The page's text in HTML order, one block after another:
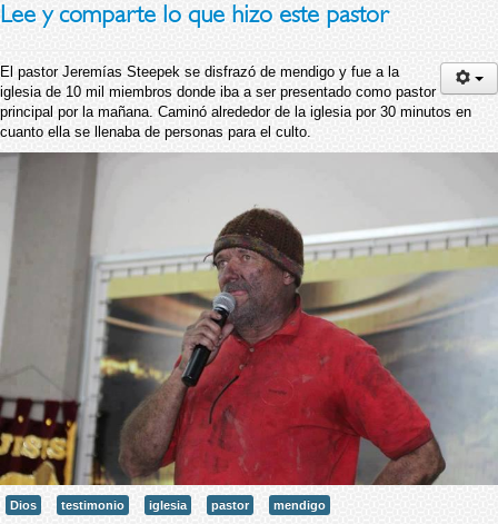
Lee y comparte lo que hizo este pastor
El pastor Jeremías Steepek se disfrazó de mendigo y fue a la
iglesia de 10 mil miembros donde iba a ser presentado como pastor
principal por la mañana. Caminó alrededor de la iglesia por 30 minutos en
cuanto ella se llenaba de personas para el culto.
Dios testimonio iglesia pastor mendigo